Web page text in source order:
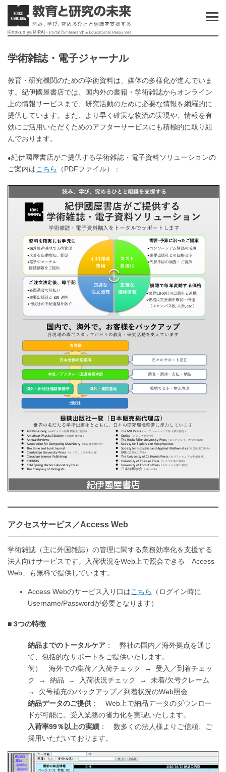
学術雑誌・電子ジャーナル
教育・研究機関のための学術資料は、媒体の多様化が進んでいま
す。紀伊國屋書店では、国内外の書籍・学術雑誌からオンライン
上の情報サービスまで、研究活動のために必要な情報を網羅的に
提供しています。また、より早く確実な物流の実現や、情報を有
効にご活用いただくためのアフターサービスにも積極的に取り組
んでおります。
●紀伊國屋書店がご提供する学術雑誌・電子資料ソリューションの
ご案内はこちら （PDFファイル）：
アクセスサービス／Access Web
学術雑誌（主に外国雑誌）の管理に関する業務効率化を支援する
法人向けサービスです。入荷状況をWeb上で照会できる「Access
Web」も無料で提供しています。
Access Webのサービス入り口はこちら
（ログイン時に
Username/Passwordが必要となります）
3つの特徴
納品までのトータルケア ： 弊社の国内／海外拠点を通じ
て、包括的なサポートをご提供いたします。
例） 海外での集荷／入荷チェック → 受入／到着チェッ
ク → 納品 → 入荷状況チェック → 未着/欠号クレーム
→ 欠号補充のバックアップ／到着状況のWeb照会
納品データのご提供 ： Web上で納品データのダウンロー
ドが可能に。受入業務の省力化を実現いたします。
入荷率99％以上の実績 ： 数多くの法人様よりご信頼、ご
採用いただいております。